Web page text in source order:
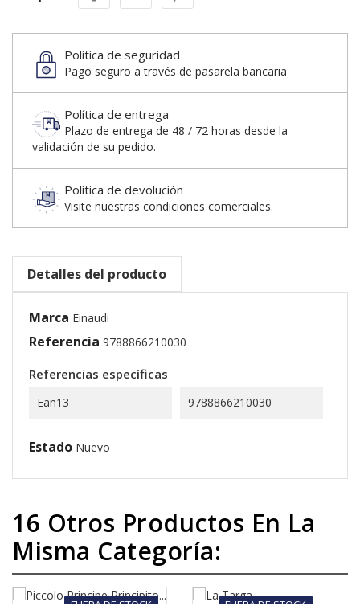
Política de seguridad
Pago seguro a través de pasarela bancaria
Política de entrega
Plazo de entrega de 48 / 72 horas desde la
validación de su pedido.
Política de devolución
Visite nuestras condiciones comerciales.
Detalles del producto
Marca Einaudi
Referencia 9788866210030
Referencias específicas
Ean13 9788866210030
Estado Nuevo
16 Otros Productos En La
Misma Categoría:
FUERA DE STOCK FUERA DE STOCK